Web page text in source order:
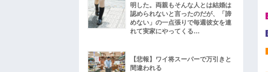
明した。両親もそんな人とは結婚は
認められないと言ったのだが、「諦
めない」の一点張りで毎週彼女を連
れて実家にやってくる…
【悲報】ワイ将スーパーで万引きと
間違われる